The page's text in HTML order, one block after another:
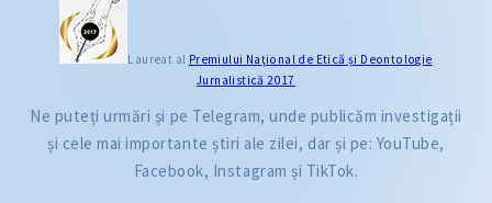
Laureat al Premiului Naţional de Etică și Deontologie
Jurnalistică 2017
Ne puteți urmări și pe Telegram, unde publicăm investigații
și cele mai importante știri ale zilei, dar și pe: YouTube,
Facebook, Instagram și TikTok.